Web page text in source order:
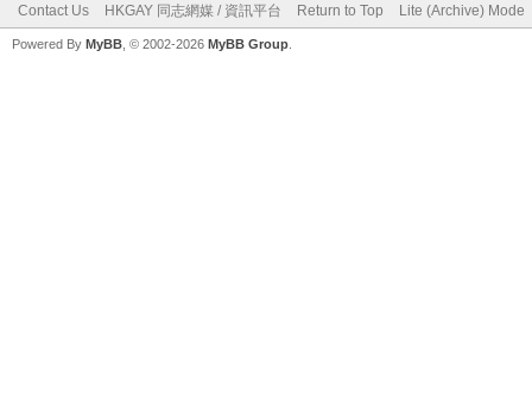
Contact Us HKGAY 同志網媒 / 資訊平台 Return to Top Lite (Archive) Mode
Powered By MyBB , © 2002-2026 MyBB Group